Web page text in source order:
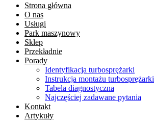
Strona główna
O nas
Usługi
Park maszynowy
Sklep
Przekładnie
Porady
Identyfikacja turbosprężarki
Instrukcja montażu turbosprężarki
Tabela diagnostyczna
Najczęściej zadawane pytania
Kontakt
Artykuły